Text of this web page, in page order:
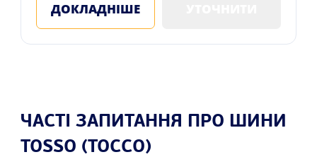
ДОКЛАДНІШЕ
ЧАСТІ ЗАПИТАННЯ ПРО ШИНИ
TOSSO (ТОССО)